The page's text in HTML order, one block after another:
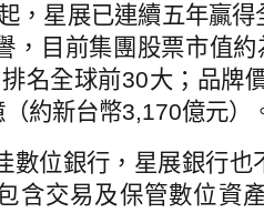
，星展已連續五年贏
，目前集團股票市值約
名全球前30大；品牌
（約新台幣3,170億元）
數位銀行，星展銀行
含交易及保管數位資